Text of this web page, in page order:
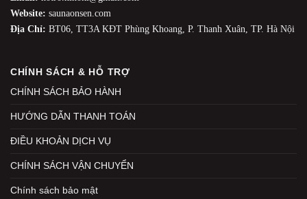
Website: saunaonsen.com
Địa Chỉ: BT06, TT3A KĐT Phùng Khoang, P. Thanh Xuân, TP. Hà Nội
CHÍNH SÁCH & HỖ TRỢ
CHÍNH SÁCH BẢO HÀNH
HƯỚNG DẪN THANH TOÁN
ĐIỀU KHOẢN DỊCH VỤ
CHÍNH SÁCH VẬN CHUYỂN
Chính sách bảo mật